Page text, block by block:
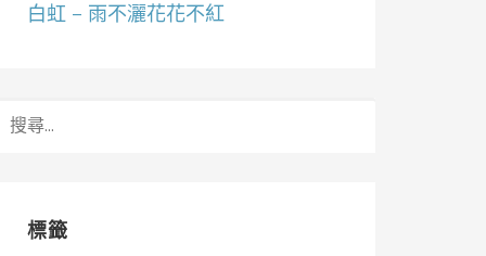
白虹 – 雨不灑花花不紅
標籤